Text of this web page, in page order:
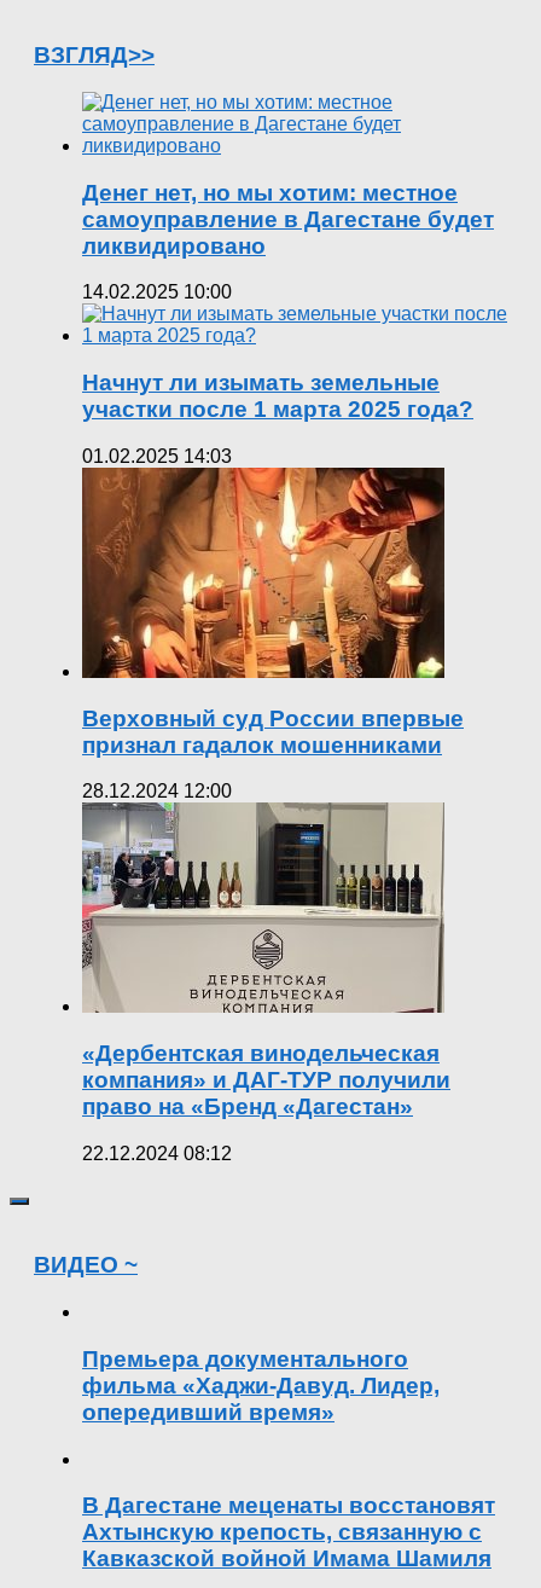
ВЗГЛЯД>>
Денег нет, но мы хотим: местное
самоуправление в Дагестане будет
ликвидировано
14.02.2025 10:00
Начнут ли изымать земельные
участки после 1 марта 2025 года?
01.02.2025 14:03
Верховный суд России впервые
признал гадалок мошенниками
28.12.2024 12:00
«Дербентская винодельческая
компания» и ДАГ-ТУР получили
право на «Бренд «Дагестан»
22.12.2024 08:12
ВИДЕО ~
Премьера документального
фильма «Хаджи-Давуд. Лидер,
опередивший время»
В Дагестане меценаты восстановят
Ахтынскую крепость, связанную с
Кавказской войной Имама Шамиля